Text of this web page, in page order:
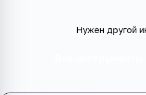
Нужен другой